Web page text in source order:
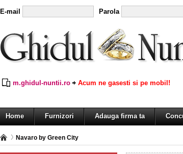
E-mail Parola
m.ghidul-nuntii.ro Acum ne gasesti si pe mobil!
Home Furnizori Adauga firma ta
Navaro by Green City